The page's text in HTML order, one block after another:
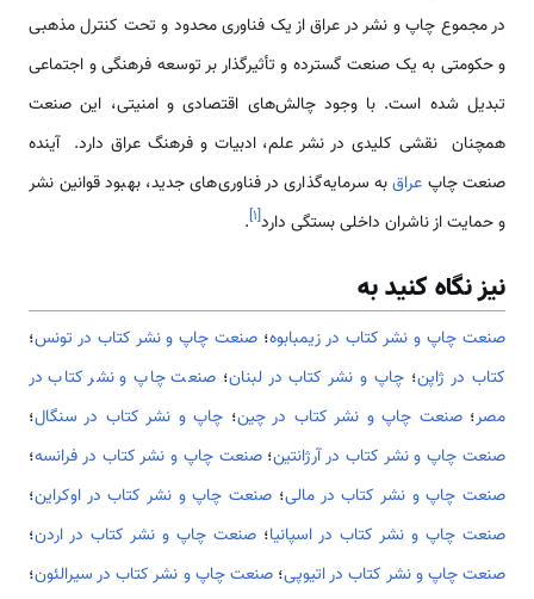
در مجموع چاپ و نشر در عراق از یک فناوری محدود و تحت کنترل مذهبی
و حکومتی به یک صنعت گسترده و تأثیرگذار بر توسعه فرهنگی و اجتماعی
تبدیل شده است. با وجود چالش‌های اقتصادی و امنیتی، این صنعت
همچنان نقشی کلیدی در نشر علم، ادبیات و فرهنگ عراق دارد. آینده
صنعت چاپ عراقبه سرمایه‌گذاری در فناوری‌های جدید، بهبود قوانین نشر
و حمایت از ناشران داخلی بستگی دارد[۱]
.
نیز نگاه کنید به
صنعت چاپ و نشر کتاب در زیمبابوه؛ صنعت چاپ و نشر کتاب در تونس؛
کتاب در ژاپن؛ چاپ و نشر کتاب در لبنان؛صنعت چاپ و نشر کتاب در
مصر؛صنعت چاپ و نشر کتاب در چین؛ چاپ و نشر کتاب در سنگال؛
صنعت چاپ و نشر کتاب در آرژانتین؛صنعت چاپ و نشر کتاب در فرانسه؛
صنعت چاپ و نشر کتاب در مالی؛ صنعت چاپ و نشر کتاب در اوکراین؛
صنعت چاپ و نشر کتاب در اسپانیا؛ صنعت چاپ و نشر کتاب در اردن؛
صنعت چاپ و نشر کتاب در اتیوپی؛صنعت چاپ و نشر کتاب در سیرالئون؛